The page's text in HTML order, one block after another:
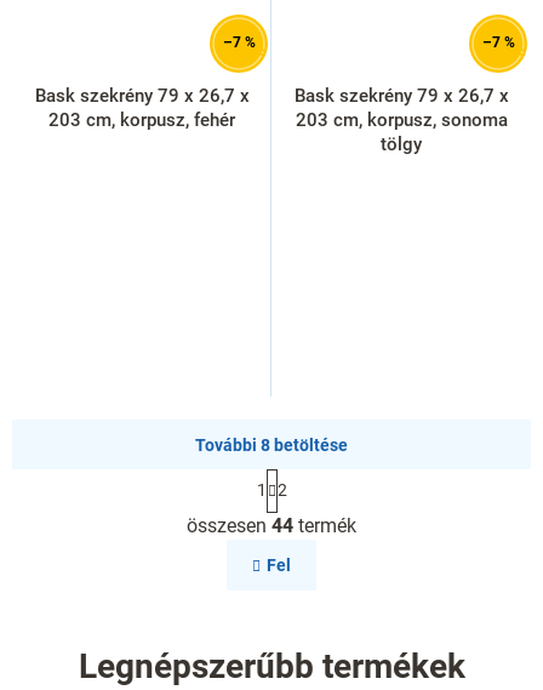
–7 %
Bask szekrény 79 x 26,7 x
203 cm, korpusz, fehér
–7 %
Bask szekrény 79 x 26,7 x
203 cm, korpusz, sonoma
tölgy
L
i
s
r
á
További 8 betöltése
L
a
p
o
z
1 2
összesen 44 termék
Fel
Legnépszerűbb termékek